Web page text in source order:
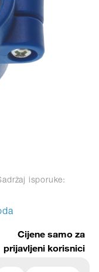
isporuke:
Cijene samo za
prijavljeni korisnici